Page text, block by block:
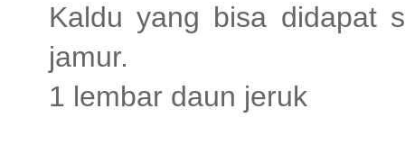
Kaldu yang bisa didapat
jamur.
1 lembar daun jeruk